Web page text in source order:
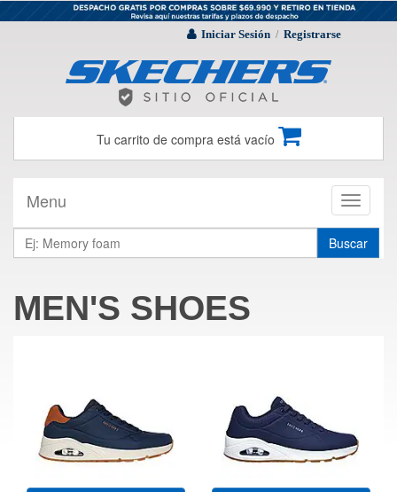
Iniciar Sesión / Registrarse
Tu carrito de compra está vacío
Toggle
Menu
Buscar
MEN'S SHOES